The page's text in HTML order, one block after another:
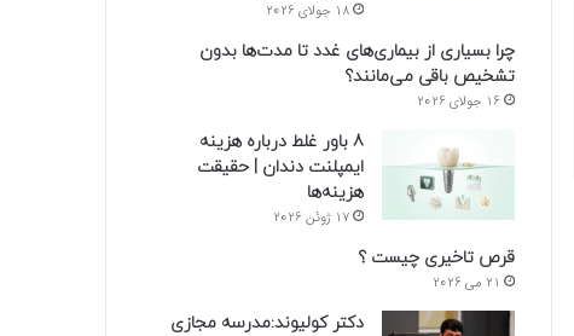
18 جولای 2026
چرا بسیاری از بیماری‌های غدد تا مدت‌ها بدون
تشخیص باقی می‌مانند؟
16 جولای 2026
8 باور غلط درباره هزینه
ایمپلنت دندان | حقیقت
هزینه‌ها
17 ژوئن 2026
قرص تاخیری چیست ؟
21 می 2026
دکتر کولیوند:مدرسه مجازی